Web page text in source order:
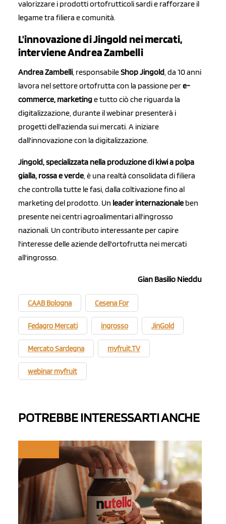
valorizzare i prodotti ortofrutticoli sardi e rafforzare il
legame tra filiera e comunità.
L'innovazione di Jingold nei mercati,
interviene Andrea Zambelli
Andrea Zambelli, responsabileShop Jingold, da 10 anni
lavora nel settore ortofrutta con la passione pere-
commerce, marketinge tutto ciò che riguarda la
digitalizzazione, durante il webinar presenterà i
progetti dell'azienda sui mercati. A iniziare
dall'innovazione con la digitalizzazione.
Jingold, specializzata nella produzione di kiwi a polpa
gialla, rossa e verde, è una realtà consolidata di filiera
che controlla tutte le fasi, dalla coltivazione fino al
marketing del prodotto. Un leader internazionale ben
presente nei centri agroalimentari all'ingrosso
nazionali. Un contributo interessante per capire
l'interesse delle aziende dell'ortofrutta nei mercati
all'ingrosso.
Gian Basilio Nieddu
CAAB Bologna Cesena For
Fedagro Mercati ingrosso JinGold
Mercato Sardegna myfruit.TV
webinar myfruit
POTREBBE INTERESSARTI ANCHE